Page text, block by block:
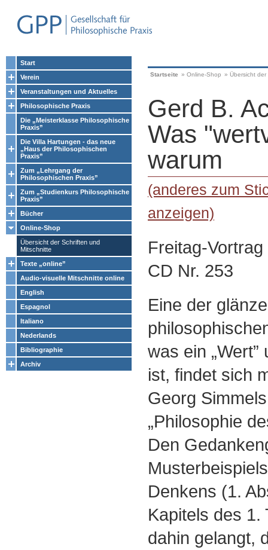
Start
Verein
Veranstaltungen und Aktuelles
Philosophische Praxis
Die „Meisterklasse Philosophische
Praxis”
Die Villa Hartungen - das neue
„Haus der Philosophischen
Praxis”
Zum „Lehrgang der
Philosophischen Praxis”
Zum „Studienkurs Philosophische
Praxis”
Bücher
Online-Shop
Übersicht der Schriften und
Mitschnitte
Texte „online”
Audio-visuelle Mitschnitte online
English
Espagnol
Italiano
Nederlands
Bibliographie
Archiv
Startseite » Online-Shop » Übersicht
Gerd B.
Was
warum
(anderes zum
anzeigen)
Freitag-
CD Nr. 253
Eine der
was ein „Wert”
ist, findet sich
Georg
„Philosophie
Den
Denkens (1.
Kapitels des 1.
dahin gelangt,